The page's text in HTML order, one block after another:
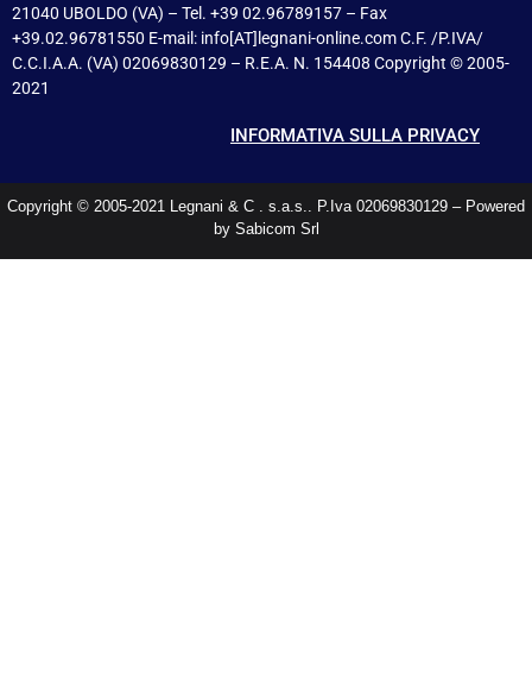
21040 UBOLDO (VA) – Tel. +39 02.96789157 – Fax
+39.02.96781550 E-mail: info[AT]legnani-online.com C.F. /P.IVA/
C.C.I.A.A. (VA) 02069830129 – R.E.A. N. 154408 Copyright © 2005-
2021
INFORMATIVA SULLA PRIVACY
Copyright © 2005-2021 Legnani & C . s.a.s.. P.Iva 02069830129 – Powered
by Sabicom Srl